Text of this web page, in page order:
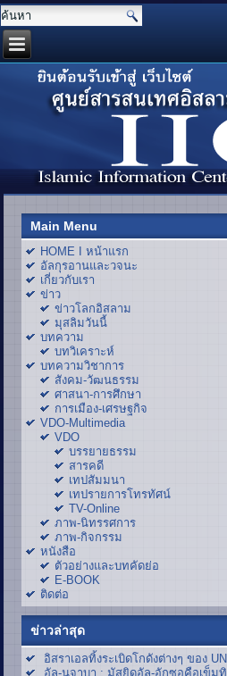
Main Menu
HOME I หน้าแรก
อัลกุรอานและวจนะ
เกี่ยวกับเรา
ข่าว
ข่าวโลกอิสลาม
มุสลิมวันนี้
บทความ
บทวิเคราะห์
บทความวิชาการ
สังคม-วัฒนธรรม
ศาสนา-การศึกษา
การเมือง-เศรษฐกิจ
VDO-Multimedia
VDO
บรรยายธรรม
สารคดี
เทปสัมมนา
เทปรายการโทรทัศน์
TV-Online
ภาพ-นิทรรศการ
ภาพ-กิจกรรม
หนังสือ
ตัวอย่างและบทคัดย่อ
E-BOOK
ติดต่อ
ข่าวล่าสุด
อิสราเอลทิ้งระเบิดโกดังต่างๆ ของ
อัล-นุจาบา : มัสยิดอัล-อักซอคือเข็ม